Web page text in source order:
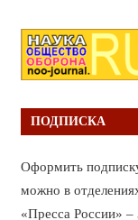
ПОДПИСКА
Оформить
можно в
«Пресса России» –